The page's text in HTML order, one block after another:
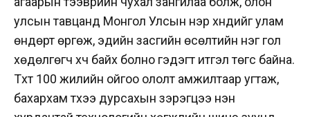
улсын тавцанд Монгол Улсын нэр хүндийг улам
өндөрт өргөж, эдийн засгийн өсөлтийн нэг гол
хөдөлгөгч хүч байх болно гэдэгт итгэл төгс байна.
Түүхт 100 жилийн ойгоо ололт амжилтаар угтаж,
бахархам түүхээ дурсахын зэрэгцээ нэн